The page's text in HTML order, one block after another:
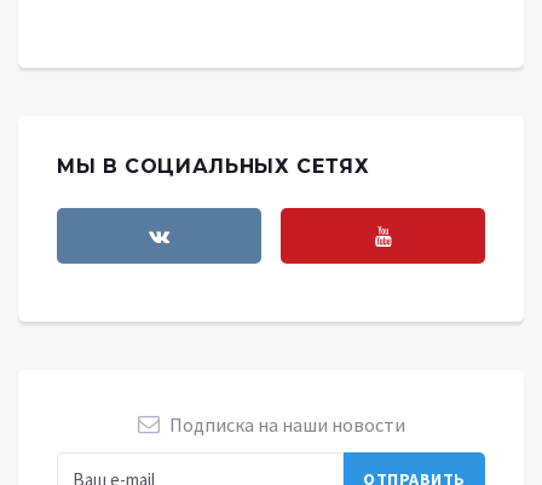
МЫ В СОЦИАЛЬНЫХ СЕТЯХ
Подписка на наши новости